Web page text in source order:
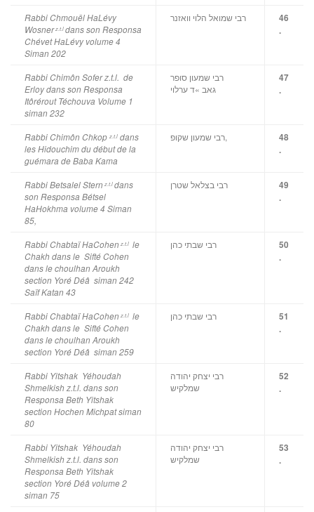
Rabbi Chmouël HaLévy
Wosnerz.t.l dans son Responsa
Chévet HaLévy volume 4
Siman 202
רבי שמואל הלוי וואזנר
46
.
Rabbi Chimôn Sofer z.t.l. de
Erloy dans son Responsa
Itôrérout Téchouva Volume 1
siman 232
רבי שמעון סופר
גאב »ד ערלוי
47
.
Rabbi Chimôn Chkop z.t.l dans
les Hidouchim du début de la
guémara de Baba Kama
רבי שמעון שקופ,
48
.
Rabbi Betsalel Stern z.t.l dans
son Responsa Bétsel
HaHokhma volume 4 Siman
85,
רבי בצלאל שטרן
49
.
Rabbi Chabtaï HaCohen z.t.l le
Chakh dans le Sifté Cohen
dans le choulhan Aroukh
section Yoré Déâ siman 242
Saïf Katan 43
רבי שבתי כהן
50
.
Rabbi Chabtaï HaCohen z.t.l le
Chakh dans le Sifté Cohen
dans le choulhan Aroukh
section Yoré Déâ siman 259
רבי שבתי כהן
51
.
Rabbi Yitshak Yéhoudah
Shmelkish z.t.l. dans son
Responsa Beth Yitshak
section Hochen Michpat siman
80
רבי יצחק יהודה
שמלקיש
52
.
Rabbi Yitshak Yéhoudah
Shmelkish z.t.l. dans son
Responsa Beth Yitshak
section Yoré Déâ volume 2
siman 75
רבי יצחק יהודה
שמלקיש
53
.